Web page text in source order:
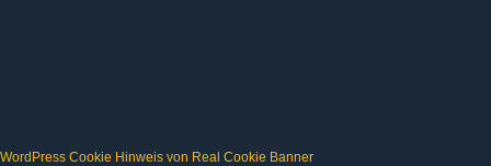
WordPress Cookie Hinweis von Real Cookie Banner